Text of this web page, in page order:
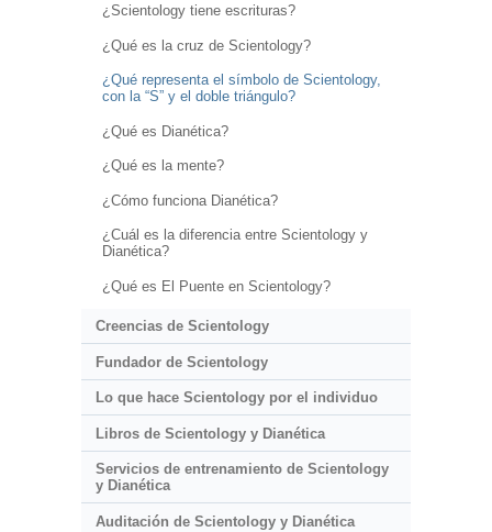
¿Scientology tiene escrituras?
¿Qué es la cruz de Scientology?
¿Qué representa el símbolo de Scientology,
con la “S” y el doble triángulo?
¿Qué es Dianética?
¿Qué es la mente?
¿Cómo funciona Dianética?
¿Cuál es la diferencia entre Scientology y
Dianética?
¿Qué es El Puente en Scientology?
Creencias de Scientology
Fundador de Scientology
Lo que hace Scientology por el individuo
Libros de Scientology y Dianética
Servicios de entrenamiento de Scientology
y Dianética
Auditación de Scientology y Dianética